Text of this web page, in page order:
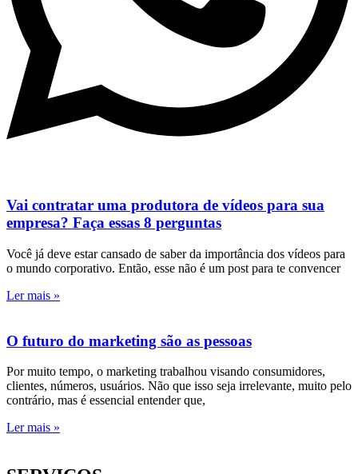
Vai contratar uma produtora de vídeos para sua
empresa? Faça essas 8 perguntas
Você já deve estar cansado de saber da importância dos vídeos para
o mundo corporativo. Então, esse não é um post para te convencer
Ler mais »
O futuro do marketing são as pessoas
Por muito tempo, o marketing trabalhou visando consumidores,
clientes, números, usuários. Não que isso seja irrelevante, muito pelo
contrário, mas é essencial entender que,
Ler mais »